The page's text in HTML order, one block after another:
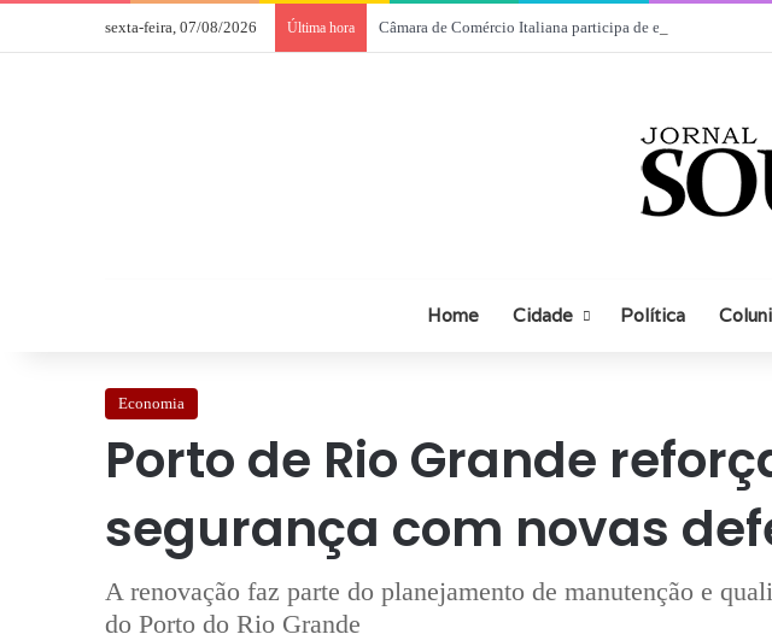
sexta-feira, 07/08/2026 Última hora Câmara de Comércio Italiana participa de evento com
Home Cidade Política
Economia
Porto de Rio Grande
segurança com novas
A renovação faz parte do planejamento de manutenção e
do Porto do Rio Grande